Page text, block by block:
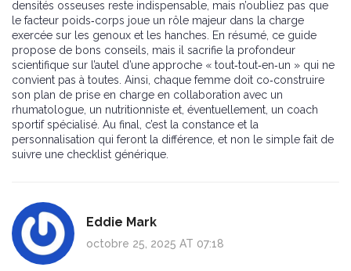
densités osseuses reste indispensable, mais n’oubliez pas que
le facteur poids‑corps joue un rôle majeur dans la charge
exercée sur les genoux et les hanches. En résumé, ce guide
propose de bons conseils, mais il sacrifie la profondeur
scientifique sur l’autel d’une approche « tout‑tout‑en‑un » qui ne
convient pas à toutes. Ainsi, chaque femme doit co‑construire
son plan de prise en charge en collaboration avec un
rhumatologue, un nutritionniste et, éventuellement, un coach
sportif spécialisé. Au final, c’est la constance et la
personnalisation qui feront la différence, et non le simple fait de
suivre une checklist générique.
Eddie Mark
octobre 25, 2025 AT 07:18